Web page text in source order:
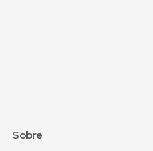
Sobre